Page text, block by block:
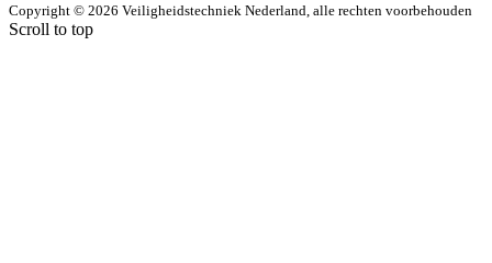
Copyright © 2026 Veiligheidstechniek Nederland, alle rechten voorbehouden
Scroll to top